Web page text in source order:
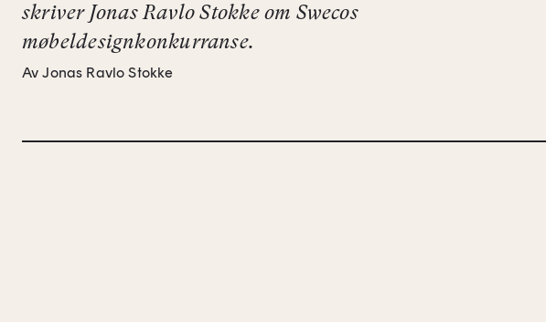
skriver Jonas Ravlo Stokke om Swecos
møbeldesignkonkurranse.
Av Jonas Ravlo Stokke